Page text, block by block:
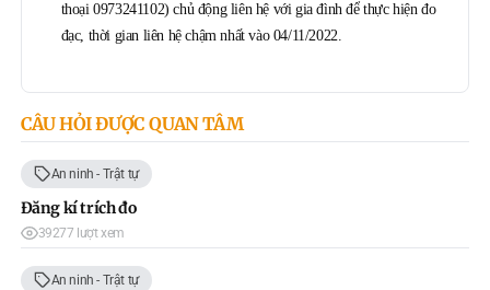
thoại 0973241102) chủ động liên hệ với gia đình để thực hiện đo
đạc, thời gian liên hệ chậm nhất vào 04/11/2022.
CÂU HỎI ĐƯỢC QUAN TÂM
An ninh - Trật tự
Đăng kí trích đo
39277 lượt xem
An ninh - Trật tự